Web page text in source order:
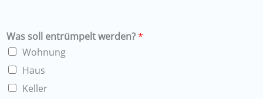
Was soll entrümpelt werden?*
Wohnung
Haus
Keller